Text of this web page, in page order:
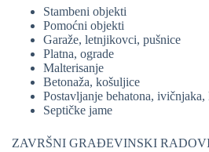
Stambeni objekti
Pomoćni objekti
Garaže, letnjikovci, pušnice
Platna, ograde
Malterisanje
Betonaža, košuljice
Postavljanje behatona,
Septičke jame
ZAVRŠNI GRAĐEVINSKI